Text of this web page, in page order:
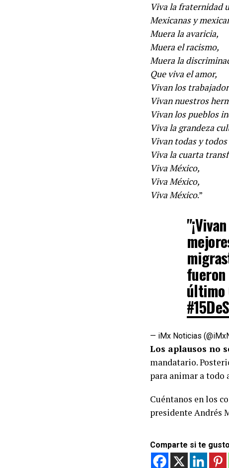
Viva la fraternidad
Mexicanas y
Muera la avaricia,
Muera el racismo,
Muera la
Que viva el amor,
Vivan los
Vivan nuestros
Vivan los pueblos
Viva la grandeza
Vivan todas y
Viva la cuarta
Viva México,
Viva México,
Viva México.”
fueron
último
— iMx Noticias
Los aplausos no
mandatario.
para animar a todo
Cuéntanos en los
presidente Andrés
Comparte si te gusto